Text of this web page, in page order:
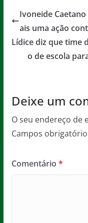
e
b
o
o
er l
Ivoneide
ais uma ação
Lídice diz que time
o de escola
Deixe um
O seu endereço de
Campos
Comentário *